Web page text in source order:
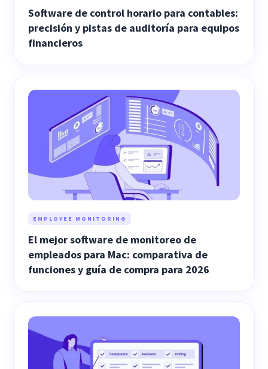
Software de control horario para contables:
precisión y pistas de auditoría para equipos
financieros
EMPLOYEE MONITORING
El mejor software de monitoreo de
empleados para Mac: comparativa de
funciones y guía de compra para 2026